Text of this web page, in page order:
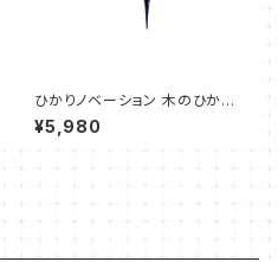
ひかりノベーション 木のひかり
追加ライト（タカショー）
¥5,980